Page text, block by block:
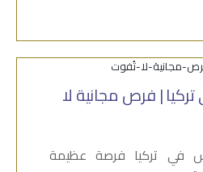
| فرص مجانية لا
في تركيا فرصة عظيمة